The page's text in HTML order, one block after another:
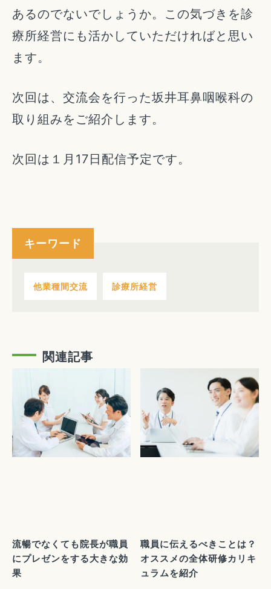
あるのでないでしょうか。この気づきを診
療所経営にも活かしていただければと思い
ます。
次回は、交流会を行った坂井耳鼻咽喉科の
取り組みをご紹介します。
次回は１月17日配信予定です。
キーワード
他業種間交流 診療所経営
関連記事
流暢でなくても院長が職員
にプレゼンをする大きな効
果
職員に伝えるべきことは？
オススメの全体研修カリキ
ュラムを紹介